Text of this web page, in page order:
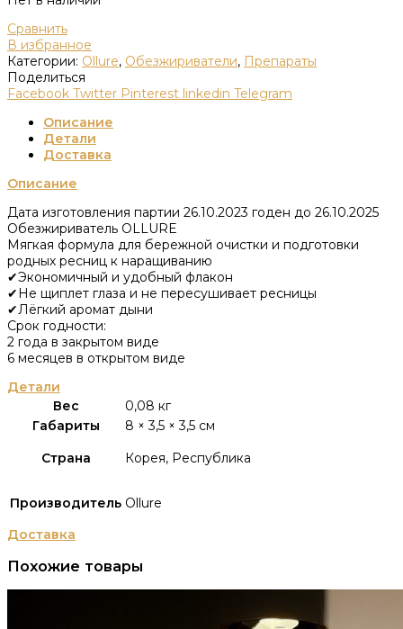
Сравнить
В избранное
Категории: Ollure, Обезжириватели, Препараты
Поделиться
Facebook Twitter Pinterest linkedin Telegram
Описание
Детали
Доставка
Описание
Дата изготовления партии 26.10.2023 годен до 26.10.2025
Обезжириватель OLLURE
Мягкая формула для бережной очистки и подготовки
родных ресниц к наращиванию
✔Экономичный и удобный флакон
✔Не щиплет глаза и не пересушивает ресницы
✔Лёгкий аромат дыни
Срок годности:
2 года в закрытом виде
6 месяцев в открытом виде
Детали
Вес
0,08 кг
Габариты
8 × 3,5 × 3,5 см
Страна
Корея, Республика
Производитель Ollure
Доставка
Похожие товары